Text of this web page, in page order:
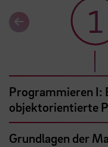
1
Programmieren I:
objektorientierte
Grundlagen der